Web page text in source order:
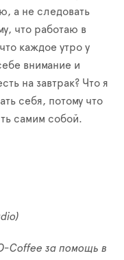
а не следовать
что работаю в
каждое утро у
внимание и
на завтрак? Что я
себя, потому что
самим собой.
Coffee за помощь в